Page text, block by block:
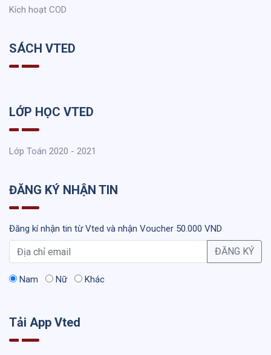
Kích hoạt COD
SÁCH VTED
LỚP HỌC VTED
Lớp Toán 2020 - 2021
ĐĂNG KÝ NHẬN TIN
Đăng kí nhận tin từ Vted và nhận Voucher 50.000 VND
ĐĂNG KÝ
Nam Nữ Khác
Tải App Vted